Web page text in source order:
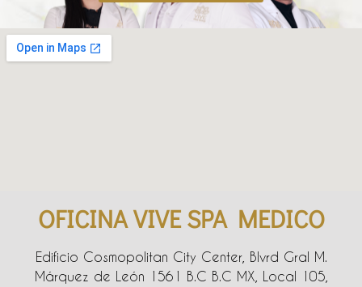
OFICINA VIVE SPA MEDICO
Edificio Cosmopolitan City Center, Blvrd Gral M.
Márquez de León 1561 B.C B.C MX, Local 105,